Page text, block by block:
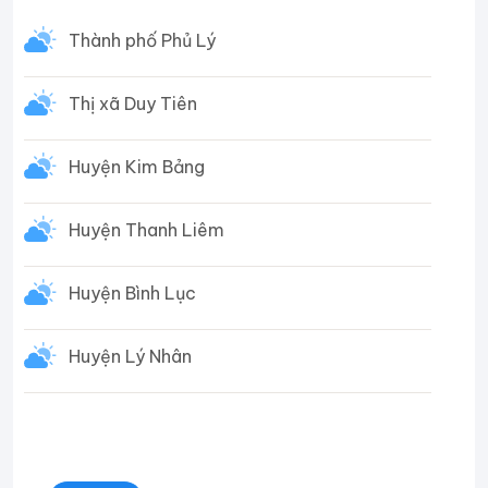
Thành phố Phủ Lý
Thị xã Duy Tiên
Huyện Kim Bảng
Huyện Thanh Liêm
Huyện Bình Lục
Huyện Lý Nhân